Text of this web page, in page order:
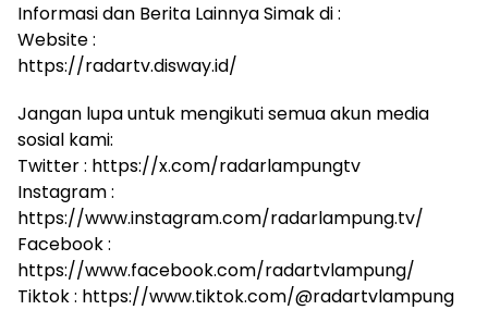
Informasi dan Berita Lainnya Simak di :
Website :
https://radartv.disway.id/
Jangan lupa untuk mengikuti semua akun media
sosial kami:
Twitter : https://x.com/radarlampungtv
Instagram :
https://www.instagram.com/radarlampung.tv/
Facebook :
https://www.facebook.com/radartvlampung/
Tiktok : https://www.tiktok.com/@radartvlampung